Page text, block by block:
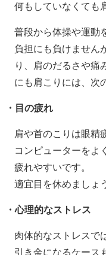
何もしていなくても
普段から体操や運動
負担にも負けません
り、肩のだるさや痛
にも肩こりには、次
・目の疲れ
肩や首のこりは眼精
コンピューターをよ
疲れやすいです。
適宜目を休めましょ
・心理的なストレス
肉体的なストレスで
引き金になるケース